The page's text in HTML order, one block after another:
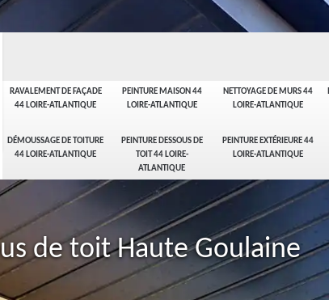
RAVALEMENT DE FAÇADE
44 LOIRE-ATLANTIQUE
PEINTURE MAISON 44
LOIRE-ATLANTIQUE
NETTOYAGE DE MURS 44
LOIRE-ATLANTIQUE
DÉMOUSSAGE DE TOITURE
44 LOIRE-ATLANTIQUE
PEINTURE DESSOUS DE
TOIT 44 LOIRE-
ATLANTIQUE
PEINTURE EXTÉRIEURE 44
LOIRE-ATLANTIQUE
de toit Haute Goulaine